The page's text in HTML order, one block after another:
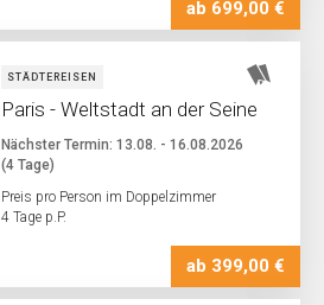
ab 699,00 €
STÄDTEREISEN
Paris - Weltstadt an der Seine
Nächster Termin: 13.08. - 16.08.2026
(4 Tage)
Preis pro Person im Doppelzimmer
4 Tage p.P.
ab 399,00 €